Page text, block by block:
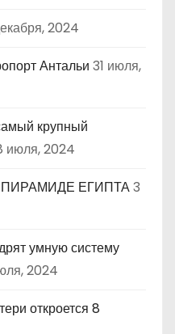
2024
Антальи 31 июля,
крупный
июля, 2024
ЕГИПТА3
умную систему
2024
откроется 8